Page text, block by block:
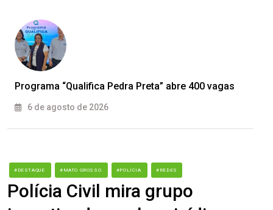
Programa “Qualifica Pedra Preta” abre 400 vagas
6 de agosto de 2026
#DESTAQUE #MATO GROSSO #POLÍCIA #REDES
Polícia Civil mira grupo